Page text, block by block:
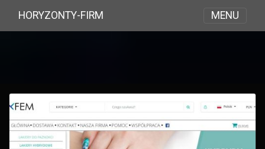
HORYZONTY-FIRM MENU